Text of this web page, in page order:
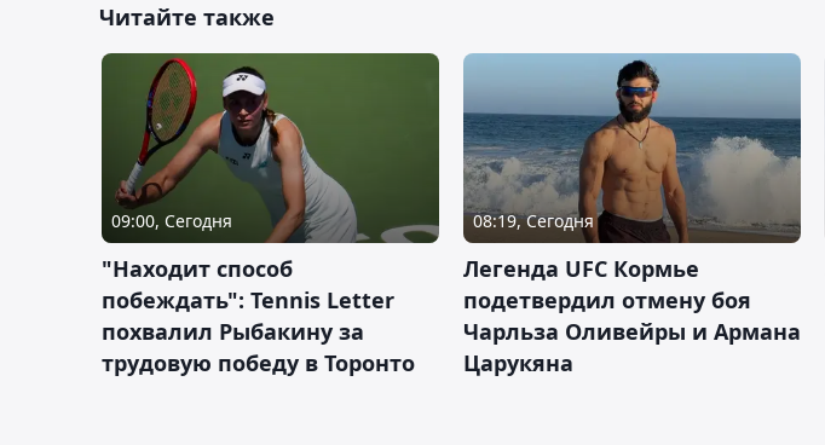
Читайте также
09:00, Сегодня
"Находит способ
побеждать": Tennis Letter
похвалил Рыбакину за
трудовую победу в Торонто
08:19, Сегодня
Легенда UFC Кормье
подетвердил отмену боя
Чарльза Оливейры и Армана
Царукяна